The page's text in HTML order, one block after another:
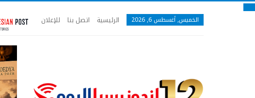
الخميس, أغسطس 6, 2026 الرئيسية اتصل بنا للإعلان